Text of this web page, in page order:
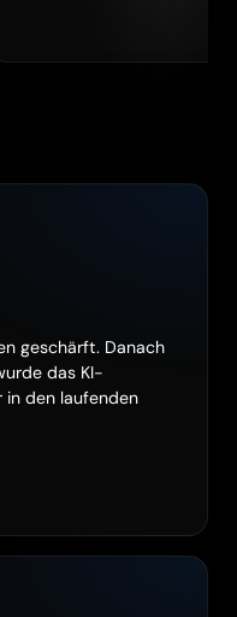
geschärft. Danach
das KI-
den laufenden